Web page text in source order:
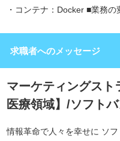
・コンテナ：Docker ■業務
求職者へのメッセージ
マーケティングスト
医療領域】/ソフト
情報革命で人々を幸せに ソ